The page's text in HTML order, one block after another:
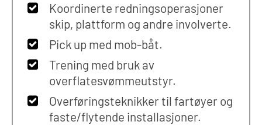
Koordinerte redningsoperasjoner
skip, plattform og andre involverte.
Pick up med mob-båt.
Trening med bruk av
overflatesvømmeutstyr.
Overføringsteknikker til fartøyer og
faste/flytende installasjoner.